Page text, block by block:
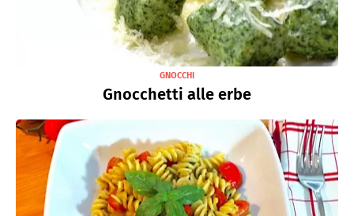
GNOCCHI
Gnocchetti alle erbe